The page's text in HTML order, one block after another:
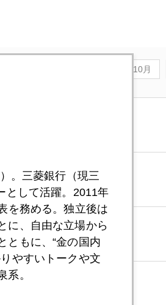
10月
。三菱銀行（現三
として活躍。2011年
を務める。独立後は
に、自由な立場から
ともに、“金の国内
やすいトークや文
系。